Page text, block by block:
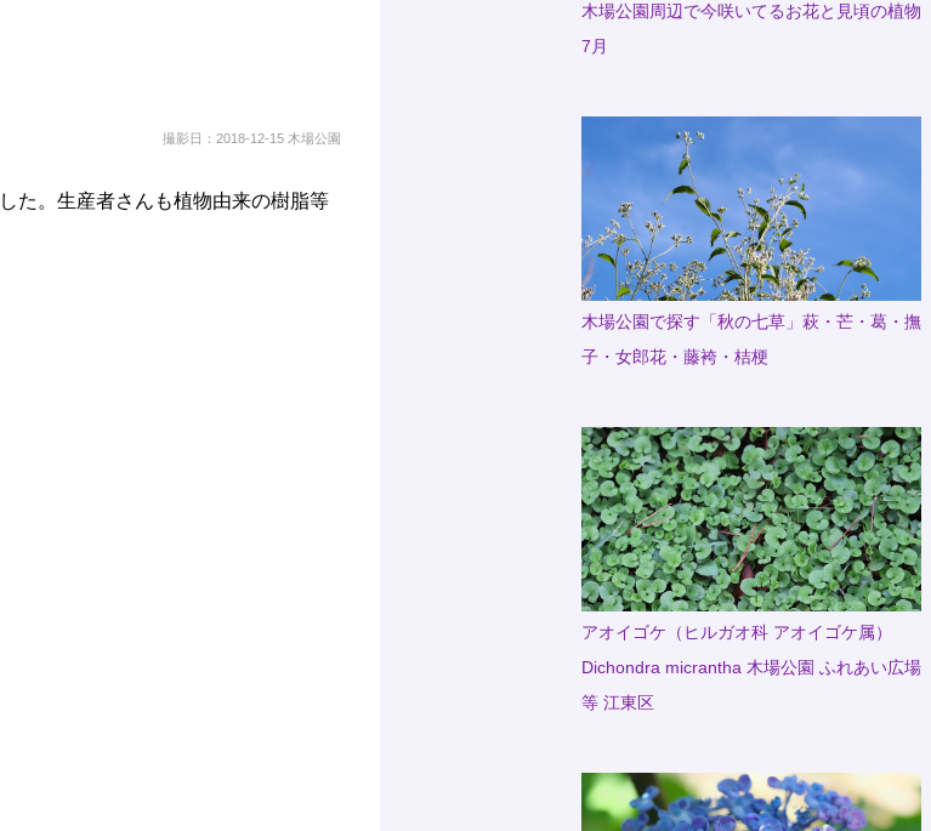
撮影日：2018-12-15 木場公園
た。生産者さんも植物由来の樹脂等
木場公園周辺で今咲いてるお花と見頃の植物
7月
木場公園で探す「秋の七草」萩・芒・葛・撫
子・女郎花・藤袴・桔梗
アオイゴケ（ヒルガオ科 アオイゴケ属）
Dichondra micrantha 木場公園 ふれあい広場
等 江東区